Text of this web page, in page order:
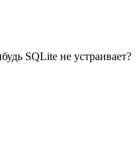
SQLite не устраивает?